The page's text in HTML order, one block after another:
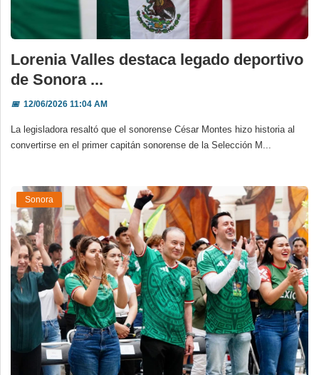
Lorenia Valles destaca legado deportivo
de Sonora ...
📅12/06/2026 11:04 AM
La legisladora resaltó que el sonorense César Montes hizo historia al
convertirse en el primer capitán sonorense de la Selección M...
Sonora